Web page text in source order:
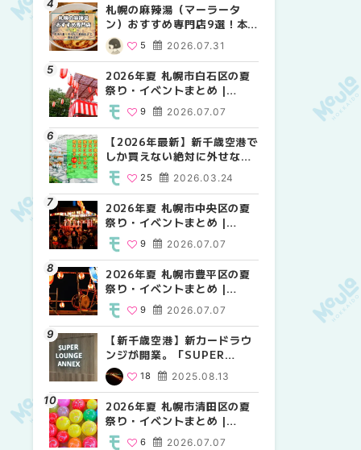
札幌の麻辣湯（マーラータ
ン）おすすめ専門店9選！本
場の量り売りから最新店まで
徹底比較 | MouLa
HOKKAIDO
2026.07.31
5
2026年夏 札幌市白石区の夏
祭り・イベントまとめ |
MouLa HOKKAIDO
2026.07.07
9
【2026年最新】新千歳空港で
しか買えない絶対に外せない
限定スイーツ・焼き菓子18選
| MouLa HOKKAIDO
2026.03.24
25
2026年夏 札幌市中央区の夏
祭り・イベントまとめ |
MouLa HOKKAIDO
2026.07.07
9
2026年夏 札幌市豊平区の夏
祭り・イベントまとめ |
MouLa HOKKAIDO
2026.07.07
9
【新千歳空港】新カードラウ
ンジが開業。「SUPER
LOUNGE ANNEX（スーパー
ラウンジアネックス）」をご
紹介！！ | MouLa
HOKKAIDO
2025.08.13
18
2026年夏 札幌市清田区の夏
祭り・イベントまとめ |
MouLa HOKKAIDO
2026.07.07
6
2026年夏 札幌市手稲区の夏
祭り・イベントまとめ |
10
2026年夏 札幌市白石区の夏
祭り・イベントまとめ |
9
2026年夏 札幌市南区の夏祭
り・イベントまとめ |
8
2026年夏 札幌市清田区の夏
祭り・イベントまとめ |
6
2026年夏 札幌市豊平区の夏
祭り・イベントまとめ |
9
2026年夏 札幌市中央区の夏
祭り・イベントまとめ |
9
2026年夏 恵庭市・千歳市の
夏祭り・イベントまとめ |
9
2026年夏 札幌市白石区の夏
祭り・イベントまとめ |
9
2026年夏 札幌市手稲区の夏
祭り・イベントまとめ |
10
2026年夏 札幌市清田区の夏
祭り・イベントまとめ |
6
札幌の麻辣湯（マーラータ
ン）おすすめ専門店6選！本
徹底比較 | MouLa
HOKKAIDO
5
【2026年最新】新千歳空港で
しか買えない絶対に外せない
限定スイーツ・焼き菓子18選
| MouLa HOKKAIDO
25
【新千歳空港】新カードラウ
ンジが開業。「SUPER
ラウンジアネックス）」をご
紹介！！ | MouLa
HOKKAIDO
18
2026年夏 札幌市豊平区の夏
祭り・イベントまとめ |
9